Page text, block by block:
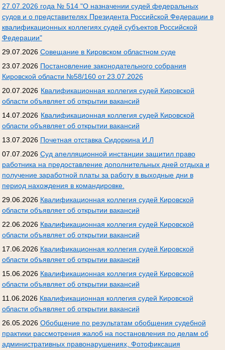
27.07.2026 года № 514 "О назначении судей федеральных
судов и о представителях Президента Российской Федерации в
квалификационных коллегиях судей субъектов Российской
Федерации"
29.07.2026 Совещание в Кировском областном суде
23.07.2026 Постановление законодательного собрания
Кировской области №58/160 от 23.07.2026
20.07.2026 Квалификационная коллегия судей Кировской
области объявляет об открытии вакансий
14.07.2026 Квалификационная коллегия судей Кировской
области объявляет об открытии вакансий
13.07.2026 Почетная отставка Сидоркина И.Л
07.07.2026 Суд апелляционной инстанции защитил право
работника на предоставление дополнительных дней отдыха и
получение заработной платы за работу в выходные дни в
период нахождения в командировке.
29.06.2026 Квалификационная коллегия судей Кировской
области объявляет об открытии вакансий
22.06.2026 Квалификационная коллегия судей Кировской
области объявляет об открытии вакансий
17.06.2026 Квалификационная коллегия судей Кировской
области объявляет об открытии вакансий
15.06.2026 Квалификационная коллегия судей Кировской
области объявляет об открытии вакансий
11.06.2026 Квалификационная коллегия судей Кировской
области объявляет об открытии вакансий
26.05.2026 Обобщение по результатам обобщения судебной
практики рассмотрения жалоб на постановления по делам об
административных правонарушениях, Фотофиксация